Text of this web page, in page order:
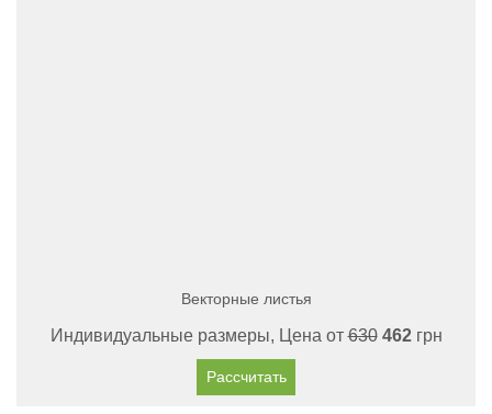
Векторные листья
Индивидуальные размеры, Цена от630 462грн
Рассчитать